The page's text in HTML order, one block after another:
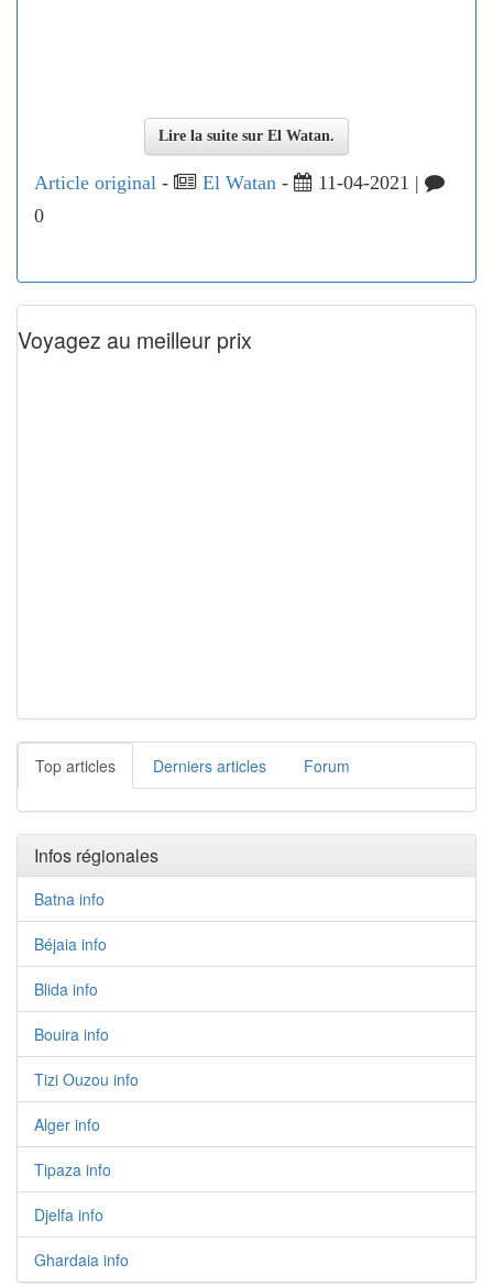
Lire la suite sur El Watan.
Article original - El Watan -
11-04-2021 |
0
Voyagez au meilleur prix
Top articles Derniers articles Forum
Infos régionales
Batna info
Béjaia info
Blida info
Bouira info
Tizi Ouzou info
Alger info
Tipaza info
Djelfa info
Ghardaia info